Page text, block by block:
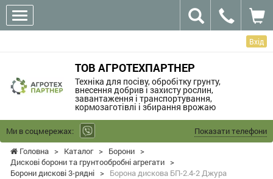
Вхід
ТОВ АГРОТЕХПАРТНЕР
Техніка для посіву, обробітку грунту,
внесення добрив і захисту рослин,
завантаження і транспортування,
кормозаготівлі і збирання врожаю
Ми в соцмережах:
Показати телефони
Головна > Каталог > Борони >
Дискові борони та грунтообробні агрегати >
Борони дискові 3-рядні > Борона дискова БП-2.4-2 Джура